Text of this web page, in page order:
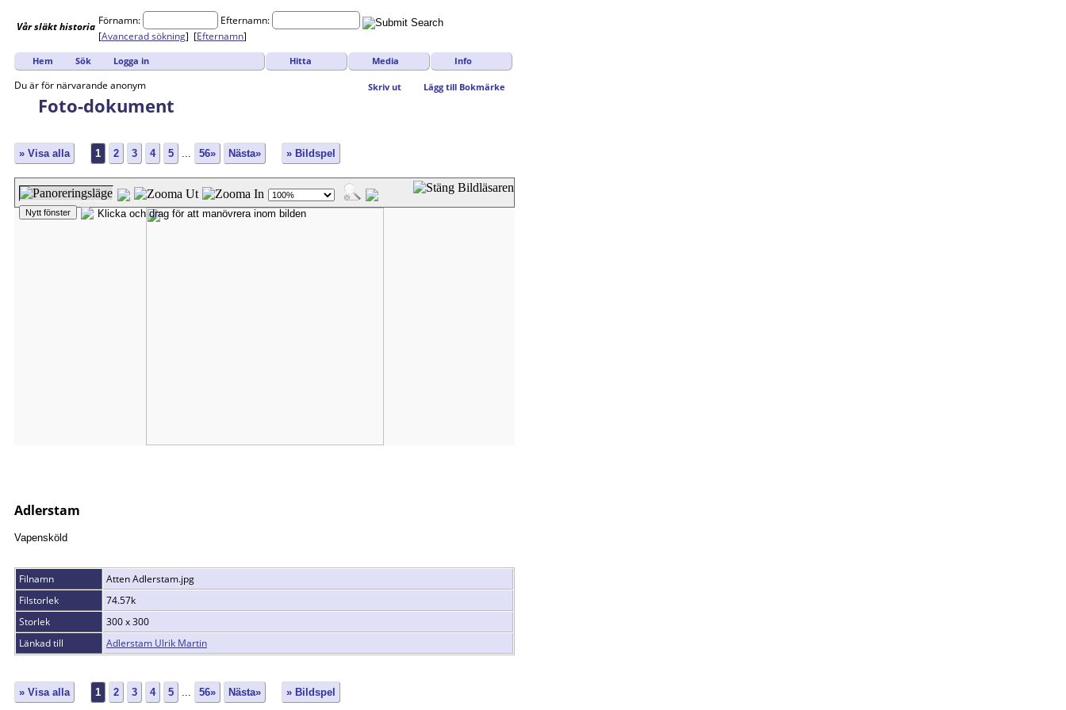
Vårsläkthistoria Förnamn:
Efternamn:
[Avancerad sökning] [Efternamn]
Hem Sök Logga in Hitta Media Info
Skriv ut Lägg till Bokmärke
Du är för närvarande anonym
Foto-dokument
» Visa alla 1 2 3 4 5 ... 56» Nästa» » Bildspel
Adlerstam
Vapensköld
Filnamn
Atten Adlerstam.jpg
Filstorlek
74.57k
Storlek
300 x 300
Länkad till
Adlerstam Ulrik Martin
» Visa alla 1 2 3 4 5 ... 56» Nästa» » Bildspel